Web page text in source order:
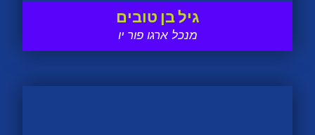
גיל בן טובים
מנכל ארגו פור יו